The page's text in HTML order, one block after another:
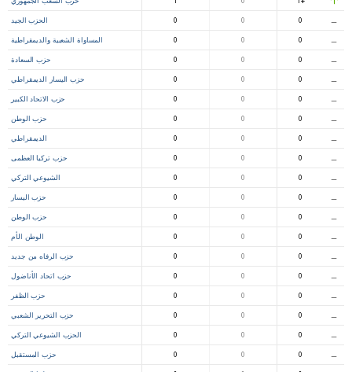
الحزب الجيد 0 0 0
المساواة الشعبية والديمقراطية 0 0 0
حزب السعادة 0 0 0
حزب اليسار الديمقراطي 0 0 0
حزب الاتحاد الكبير 0 0 0
حزب الوطن 0 0 0
الديمقراطي 0 0 0
حزب تركيا العظمى 0 0 0
الشيوعي التركي 0 0 0
حزب اليسار 0 0 0
حزب الوطن 0 0 0
الوطن الأم 0 0 0
حزب الرفاه من جديد 0 0 0
حزب اتحاد الأناضول 0 0 0
حزب الظفر 0 0 0
حزب التحرير الشعبي 0 0 0
الحزب الشيوعي التركي 0 0 0
حزب المستقبل 0 0 0